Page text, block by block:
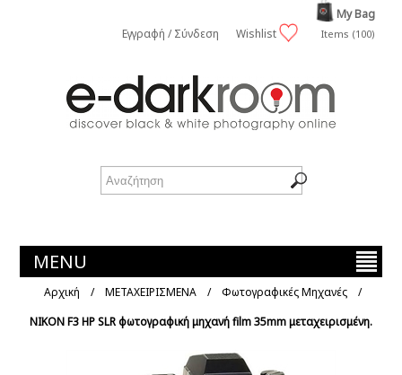
Εγγραφή / Σύνδεση Wishlist
My Bag
Items (100)
MENU
Αρχική / ΜΕΤΑΧΕΙΡΙΣΜΕΝΑ / Φωτογραφικές Μηχανές
/
NIKON F3 HP SLR φωτογραφική μηχανή film 35mm μεταχειρισμένη.